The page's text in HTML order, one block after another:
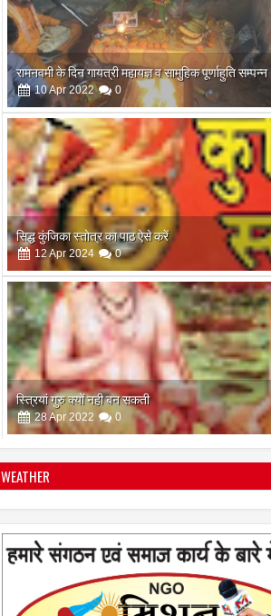
रामनवमी के दिन गायत्री महायज्ञ व सामुहिक पूर्णाहुति सम्पन्न
10Apr 2022 0
सिद्ध कुंजिका स्तोत्र का पाठ ऐसे करें
12Apr 2024 0
स्त्रियां गुरु क्यों नही बन सकती
28 Apr 2022 0
इस अमावस के दिन किया गया दान और पुजा पाठ होगा और भी
फलदायी
2022 0
WEATHER